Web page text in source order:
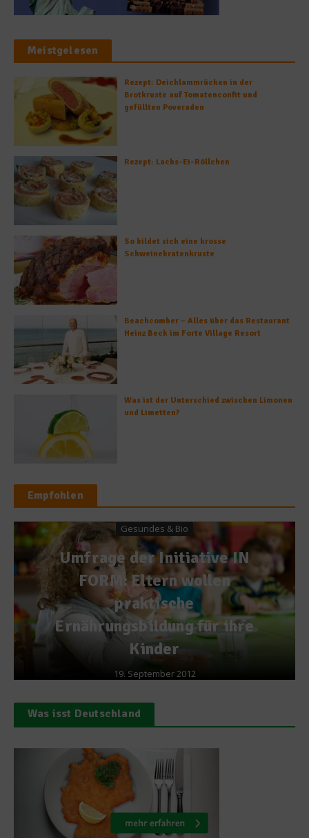
Meistgelesen
Rezept: Deichlammrücken in der
Brotkruste auf Tomatenconfit und
gefüllten Poveraden
Rezept: Lachs-Ei-Röllchen
So bildet sich eine krosse
Schweinebratenkruste
Beachcomber – Alles über das Restaurant
Heinz Beck im Forte Village Resort
Was ist der Unterschied zwischen Limonen
und Limetten?
Empfohlen
Gesundes & Bio
Umfrage der Initiative IN
FORM: Eltern wollen
praktische
Ernährungsbildung für ihre
Kinder
19. September 2012
Was isst Deutschland